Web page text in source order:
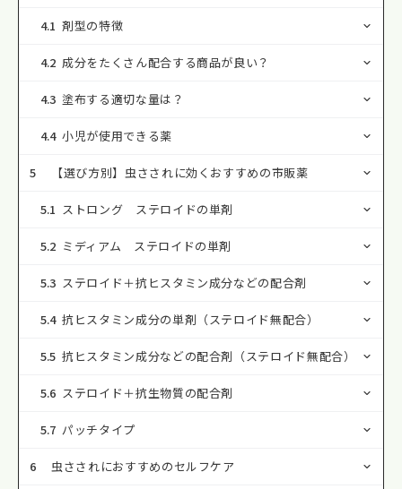
4.1 剤型の特徴
4.2 成分をたくさん配合する商品が良い？
4.3 塗布する適切な量は？
4.4 小児が使用できる薬
5 【選び方別】虫さされに効くおすすめの市販薬
5.1 ストロング ステロイドの単剤
5.2 ミディアム ステロイドの単剤
5.3 ステロイド＋抗ヒスタミン成分などの配合剤
5.4 抗ヒスタミン成分の単剤（ステロイド無配合）
5.5 抗ヒスタミン成分などの配合剤（ステロイド無配合）
5.6 ステロイド＋抗生物質の配合剤
5.7 パッチタイプ
6 虫さされにおすすめのセルフケア